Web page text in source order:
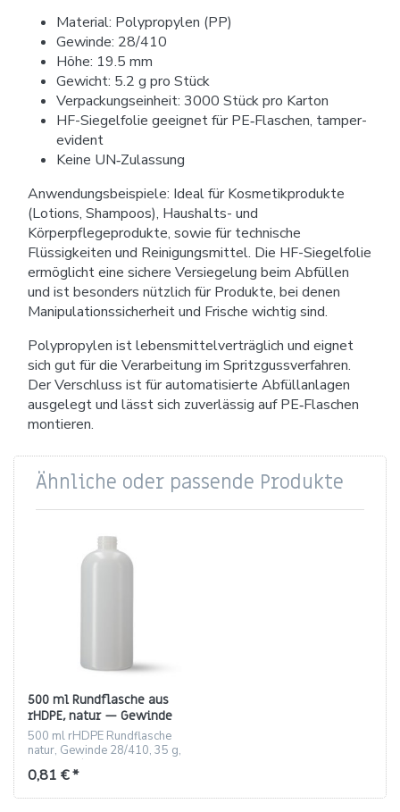
Material: Polypropylen (PP)
Gewinde: 28/410
Höhe: 19.5 mm
Gewicht: 5.2 g pro Stück
Verpackungseinheit: 3000 Stück pro Karton
HF-Siegelfolie geeignet für PE‑Flaschen, tamper-
evident
Keine UN‑Zulassung
Anwendungsbeispiele: Ideal für Kosmetikprodukte
(Lotions, Shampoos), Haushalts- und
Körperpflegeprodukte, sowie für technische
Flüssigkeiten und Reinigungsmittel. Die HF-Siegelfolie
ermöglicht eine sichere Versiegelung beim Abfüllen
und ist besonders nützlich für Produkte, bei denen
Manipulationssicherheit und Frische wichtig sind.
Polypropylen ist lebensmittelverträglich und eignet
sich gut für die Verarbeitung im Spritzgussverfahren.
Der Verschluss ist für automatisierte Abfüllanlagen
ausgelegt und lässt sich zuverlässig auf PE‑Flaschen
montieren.
Ähnliche oder passende Produkte
500 ml Rundflasche aus
rHDPE, natur — Gewinde
28/410 (35 g)
500 ml rHDPE Rundflasche
natur, Gewinde 28/410, 35 g,
180 Stück/Karton
0,81 € *